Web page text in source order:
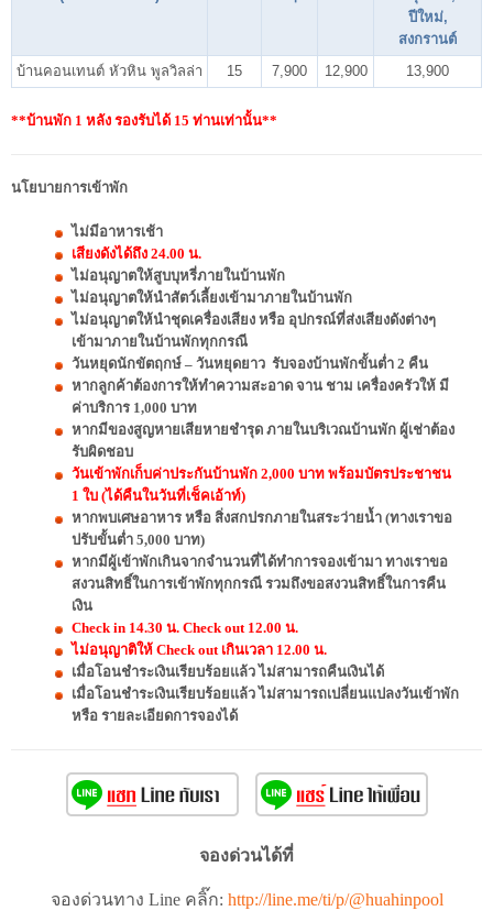
ปีใหม่,
สงกรานต์
บ้านคอนเทนต์ หัวหิน พูลวิลล่า
15 7,900 12,900 13,900
**บ้านพัก 1 หลัง รองรับได้ 15 ท่านเท่านั้น**
นโยบายการเข้าพัก
ไม่มีอาหารเช้า
เสียงดังได้ถึง 24.00 น.
ไม่อนุญาตให้สูบบุหรี่ภายในบ้านพัก
ไม่อนุญาตให้นำสัตว์เลี้ยงเข้ามาภายในบ้านพัก
ไม่อนุญาตให้นำชุดเครื่องเสียง หรือ อุปกรณ์ที่ส่งเสียงดังต่างๆ
เข้ามาภายในบ้านพักทุกกรณี
วันหยุดนักขัตฤกษ์ – วันหยุดยาว รับจองบ้านพักขั้นต่ำ 2 คืน
หากลูกค้าต้องการให้ทำความสะอาด จาน ชาม เครื่องครัวให้ มี
ค่าบริการ 1,000 บาท
หากมีของสูญหายเสียหายชำรุด ภายในบริเวณบ้านพัก ผู้เช่าต้อง
รับผิดชอบ
วันเข้าพักเก็บค่าประกันบ้านพัก 2,000 บาท พร้อมบัตรประชาชน
1 ใบ (ได้คืนในวันที่เช็คเอ้าท์)
หากพบเศษอาหาร หรือ สิ่งสกปรกภายในสระว่ายน้ำ (ทางเราขอ
ปรับขั้นต่ำ 5,000 บาท)
หากมีผู้เข้าพักเกินจากจำนวนที่ได้ทำการจองเข้ามา ทางเราขอ
สงวนสิทธิ์ในการเข้าพักทุกกรณี รวมถึงขอสงวนสิทธิ์ในการคืน
เงิน
Check in 14.30 น. Check out 12.00 น.
ไม่อนุญาติให้ Check out เกินเวลา 12.00 น.
เมื่อโอนชำระเงินเรียบร้อยแล้ว ไม่สามารถคืนเงินได้
เมื่อโอนชำระเงินเรียบร้อยแล้ว ไม่สามารถเปลี่ยนแปลงวันเข้าพัก
หรือ รายละเอียดการจองได้
จองด่วนได้ที่
จองด่วนทาง Line คลิ๊ก: http://line.me/ti/p/@huahinpool